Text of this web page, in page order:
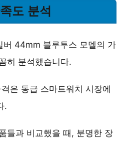
도 분석
버 44mm 블루투스 모델의 가
히 분석했습니다.
은 동급 스마트워치 시장에
.
들과 비교했을 때, 분명한 장